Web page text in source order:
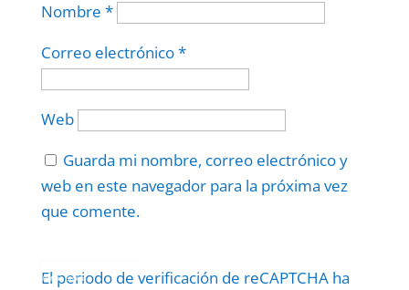
Nombre *
Correo electrónico*
Web
Guarda mi nombre, correo electrónico y
web en este navegador para la próxima vez
que comente.
El periodo de verificación de reCAPTCHA ha
Politica–Términos.